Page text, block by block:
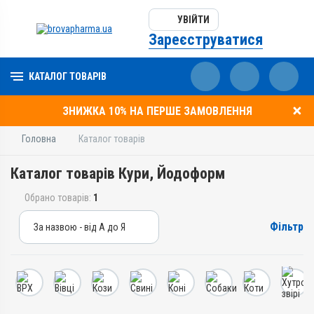
УВІЙТИ
Зареєструватися
КАТАЛОГ ТОВАРІВ
ЗНИЖКА 10% НА ПЕРШЕ ЗАМОВЛЕННЯ
Головна Каталог товарів
Каталог товарів Кури, Йодоформ
Обрано товарів: 1
За назвою - від А до Я
За ціною – від дорогих
Фільтр